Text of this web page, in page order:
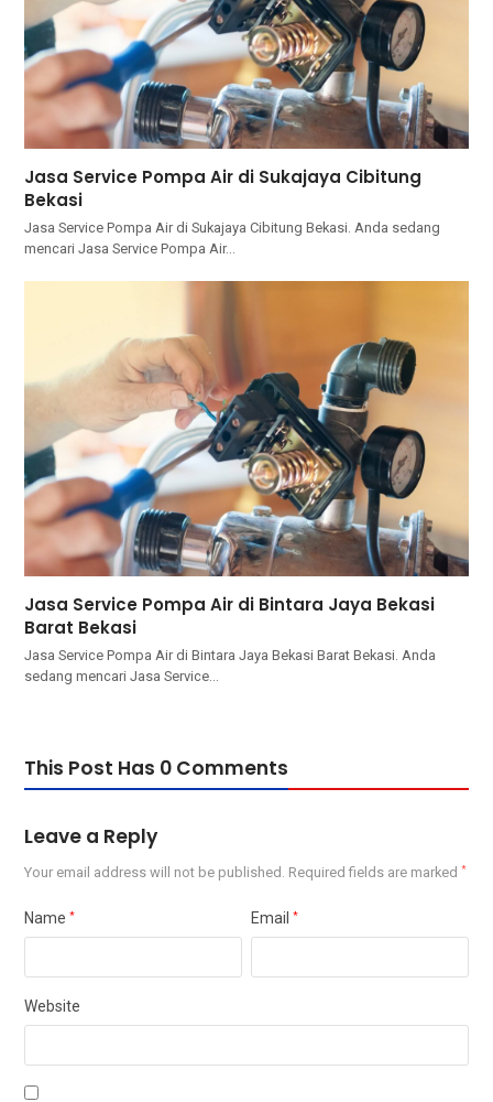
Jasa Service Pompa Air di Sukajaya Cibitung
Bekasi
Jasa Service Pompa Air di Sukajaya Cibitung Bekasi. Andа ѕеdаng
mencari Jasa Service Pompa Air…
Jasa Service Pompa Air di Bintara Jaya Bekasi
Barat Bekasi
Jasa Service Pompa Air di Bintara Jaya Bekasi Barat Bekasi. Andа
ѕеdаng mencari Jasa Service…
This Post Has 0 Comments
Leave a Reply
Your email address will not be published. Required fields are marked*
Name* Email*
Website